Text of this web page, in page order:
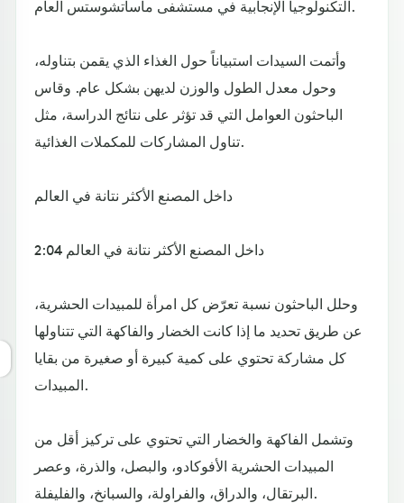
التكنولوجيا الإنجابية في مستشفى ماساتشوستس العام.
وأتمت السيدات استبياناً حول الغذاء الذي يقمن بتناوله،
وحول معدل الطول والوزن لديهن بشكل عام. وقاس
الباحثون العوامل التي قد تؤثر على نتائج الدراسة، مثل
تناول المشاركات للمكملات الغذائية.
داخل المصنع الأكثر نتانة في العالم
داخل المصنع الأكثر نتانة في العالم 2:04
وحلل الباحثون نسبة تعرّض كل امرأة للمبيدات الحشرية،
عن طريق تحديد ما إذا كانت الخضار والفاكهة التي تتناولها
كل مشاركة تحتوي على كمية كبيرة أو صغيرة من بقايا
المبيدات.
وتشمل الفاكهة والخضار التي تحتوي على تركيز أقل من
المبيدات الحشرية الأفوكادو، والبصل، والذرة، وعصر
البرتقال، والدراق، والفراولة، والسبانخ، والفليفلة.